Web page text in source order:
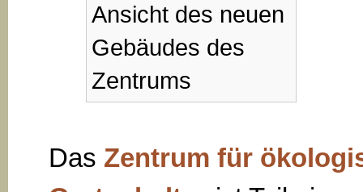
Ansicht des neuen
Gebäudes des
Zentrums
Das Zentrum für